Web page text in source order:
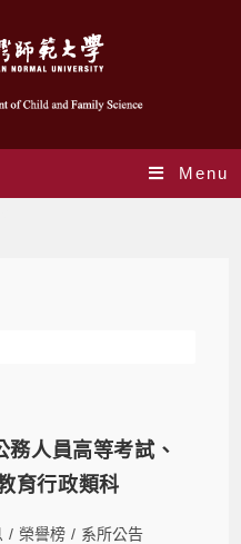
Menu
人員高等考試、
育行政類科
/ 榮譽榜 / 系所公告